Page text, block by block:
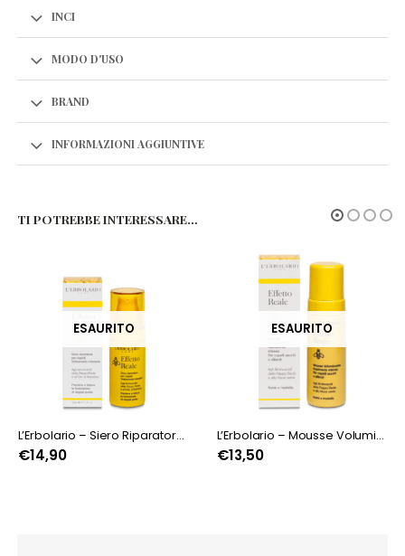
INCI
MODO D'USO
BRAND
INFORMAZIONI AGGIUNTIVE
TI POTREBBE INTERESSARE…
ESAURITO
€13,50
Consegna Stimata